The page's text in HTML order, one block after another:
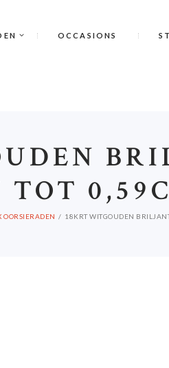
OCCASIONS
TOT
OORSIERADEN 18KRT WITGOUDEN